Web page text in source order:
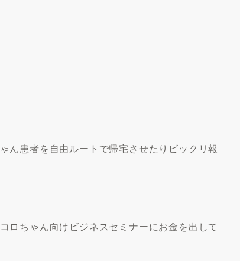
ん患者を自由ルートで帰宅させたりビックリ報
ロちゃん向けビジネスセミナーにお金を出して